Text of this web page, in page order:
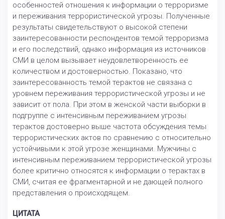
особенностей отношения к информации о терроризме
и переживания террористической угрозы. Полученные
результаты свидетельствуют о высокой степени
заинтересованности респондентов темой терроризма
и его последствий, однако информация из источников
СМИ в целом вызывает неудовлетворенность ее
количеством и достоверностью. Показано, что
заинтересованность темой терактов не связана с
уровнем переживания террористической угрозы и не
зависит от пола. При этом в женской части выборки в
подгруппе с интенсивным переживанием угрозы
терактов достоверно выше частота обсуждения темы
террористических актов по сравнению с относительно
устойчивыми к этой угрозе женщинами. Мужчины с
интенсивным переживанием террористической угрозы
более критично относятся к информации о терактах в
СМИ, считая ее фрагментарной и не дающей полного
представления о происходящем.
ЦИТАТА